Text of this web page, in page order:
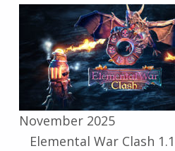
November 2025
Elemental War Clash